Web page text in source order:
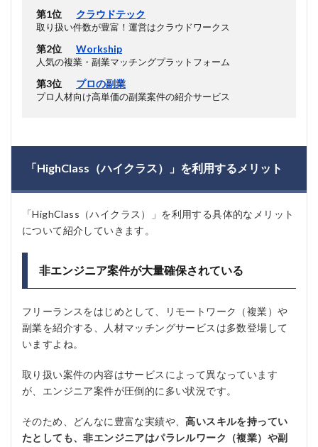
第1位 クラウドテック
取り扱い件数が豊富！運営はクラウドワークス
第2位 Workship
人気の複業・副業マッチングプラットフォーム
第3位 プロの副業
プロ人材向け高単価の副業案件の紹介サービス
「HighClass（ハイクラス）」を利用するメリット
「HighClass（ハイクラス）」を利用する具体的なメリット
について紹介していきます。
非エンジニア案件が大量確保されている
フリーランスをはじめとして、リモートワーク（複業）や
副業を紹介する、人材マッチングサービスは多数登場して
いますよね。
取り扱い案件の内容はサービスによって異なっています
が、エンジニア案件が圧倒的に多い状況です。
そのため、どんなに豊富な実績や、高いスキルを持ってい
たとしても、非エンジニアはパラレルワーク（複業）や副